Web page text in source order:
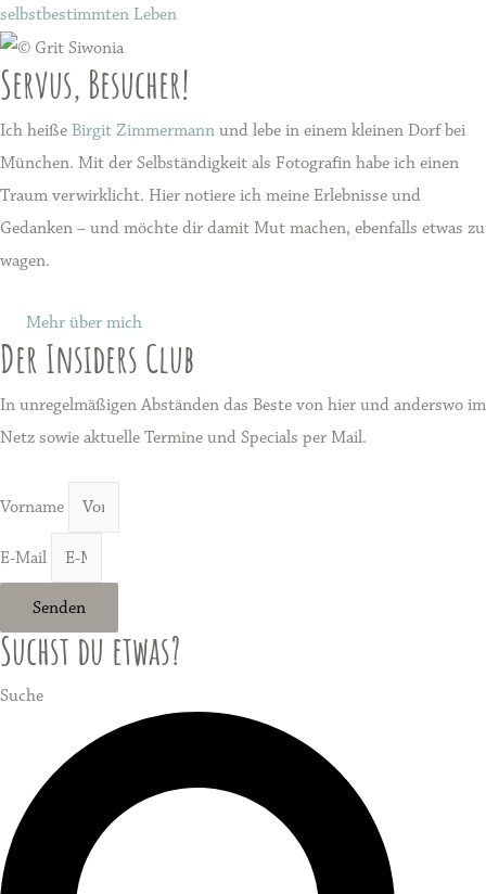
selbstbestimmten Leben
Servus, Besucher!
Ich heiße Birgit Zimmermann und lebe in einem kleinen Dorf bei
München. Mit der Selbständigkeit als Fotografin habe ich einen
Traum verwirklicht. Hier notiere ich meine Erlebnisse und
Gedanken – und möchte dir damit Mut machen, ebenfalls etwas zu
wagen.
Mehr über mich
Der Insiders Club
In unregelmäßigen Abständen das Beste von hier und anderswo im
Netz sowie aktuelle Termine und Specials per Mail.
Vorname
E-Mail
Senden
Suchst du etwas?
Suche